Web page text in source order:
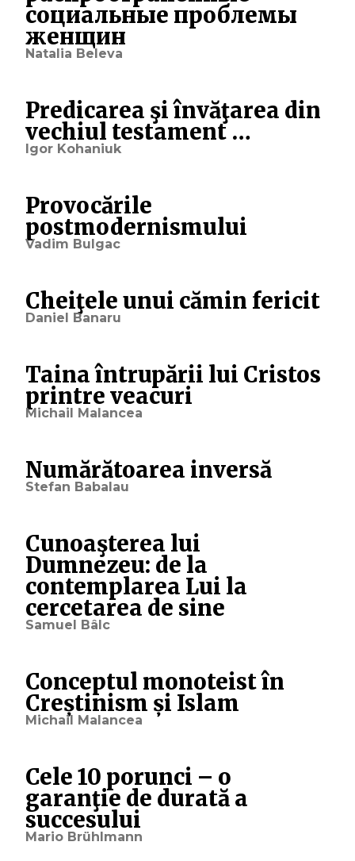
социальные проблемы
женщин
Natalia Beleva
Predicarea şi învăţarea din
vechiul testament …
Igor Kohaniuk
Provocările
postmodernismului
Vadim Bulgac
Cheiţele unui cămin fericit
Daniel Banaru
Taina întrupării lui Cristos
printre veacuri
Michail Malancea
Numărătoarea inversă
Stefan Babalau
Cunoaşterea lui
Dumnezeu: de la
contemplarea Lui la
cercetarea de sine
Samuel Bâlc
Conceptul monoteist în
Creștinism și Islam
Michail Malancea
Cele 10 porunci – o
garanţie de durată a
succesului
Mario Brühlmann